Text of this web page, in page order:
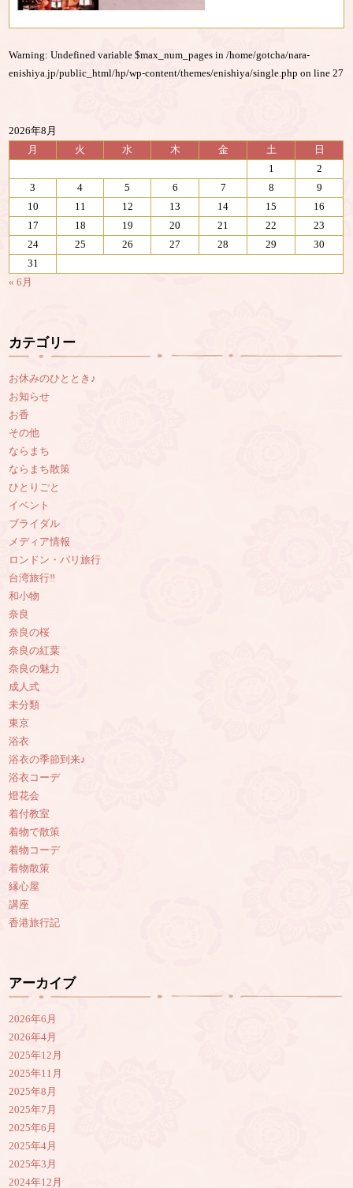
Warning: Undefined variable $max_num_pages in/home/gotcha/nara-
enishiya.jp/public_html/hp/wp-content/themes/enishiya/single.php on line27
2026年8月
月
火 水 木 金 土
日
1
2
3
4 5 6 7 8
9
10
11 12 13 14 15
16
17
18 19 20 21 22
23
24
25 26 27 28 29
30
31
« 6月
カテゴリー
お休みのひととき♪
お知らせ
お香
その他
ならまち
ならまち散策
ひとりごと
イベント
ブライダル
メディア情報
ロンドン・パリ旅行
台湾旅行‼︎
和小物
奈良
奈良の桜
奈良の紅葉
奈良の魅力
成人式
未分類
東京
浴衣
浴衣の季節到来♪
浴衣コーデ
燈花会
着付教室
着物で散策
着物コーデ
着物散策
縁心屋
講座
香港旅行記
アーカイブ
2026年6月
2026年4月
2025年12月
2025年11月
2025年8月
2025年7月
2025年6月
2025年4月
2025年3月
2024年12月